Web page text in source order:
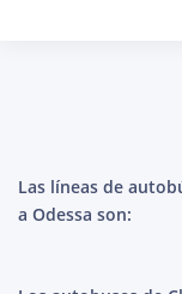
Las líneas de
a Odessa son: